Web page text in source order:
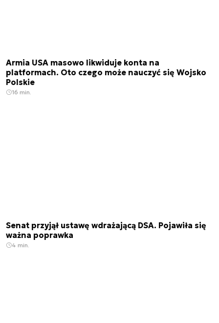
Armia USA masowo likwiduje konta na
platformach. Oto czego może nauczyć się Wojsko
Polskie
16 min.
Senat przyjął ustawę wdrażającą DSA. Pojawiła się
ważna poprawka
4 min.